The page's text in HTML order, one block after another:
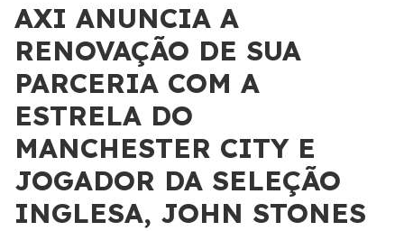
AXI ANUNCIA A
RENOVAÇÃO DE SUA
PARCERIA COM A
ESTRELA DO
MANCHESTER CITY E
JOGADOR DA SELEÇÃO
INGLESA, JOHN STONES